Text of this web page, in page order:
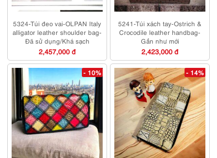
5324-Túi đeo vai-OLPAN Italy
alligator leather shoulder bag-
Đã sử dụng/Khá sạch
2,457,000 đ
5241-Túi xách tay-Ostrich &
Crocodile leather handbag-
Gần như mới
2,423,000 đ
- 10% - 14%